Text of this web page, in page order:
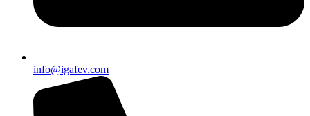
info@igafev.com